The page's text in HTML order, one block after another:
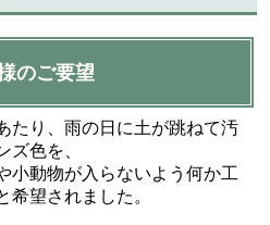
のご要望
たり、雨の日に土が跳ねて汚
ズ色を、
小動物が入らないよう何か工
希望されました。